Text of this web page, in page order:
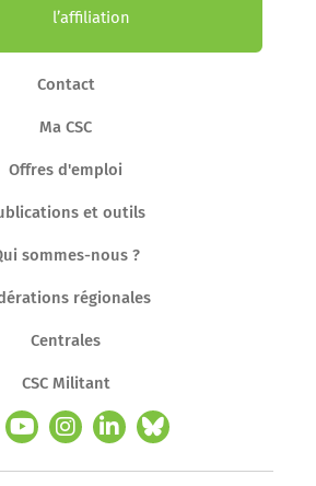
l’affiliation
Contact
Ma CSC
Offres d'emploi
et outils
sommes-nous ?
régionales
Centrales
CSC Militant